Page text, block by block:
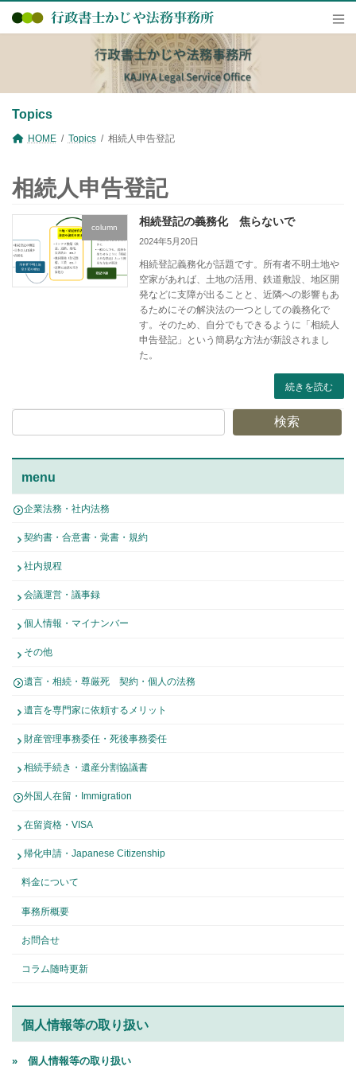
テ
ス
ゲ
ン
Topics
HOME Topics 相続人申告登記
相続人申告登記
column 相続登記の義務化 焦らないで
2024年5月20日
相続登記義務化が話題です。所有者不明土地や
空家があれば、土地の活用、鉄道敷設、地区開
発などに支障が出ることと、近隣への影響もあ
るためにその解決法の一つとしての義務化で
す。そのため、自分でもできるように「相続人
申告登記」という簡易な方法が新設されまし
た。
続きを読む
検索
menu
企業法務・社内法務
契約書・合意書・覚書・規約
社内規程
会議運営・議事録
個人情報・マイナンバー
その他
遺言・相続・尊厳死 契約・個人の法務
遺言を専門家に依頼するメリット
財産管理事務委任・死後事務委任
相続手続き・遺産分割協議書
外国人在留・Immigration
在留資格・VISA
帰化申請・Japanese Citizenship
料金について
事務所概要
お問合せ
コラム随時更新
個人情報等の取り扱い
» 個人情報等の取り扱い